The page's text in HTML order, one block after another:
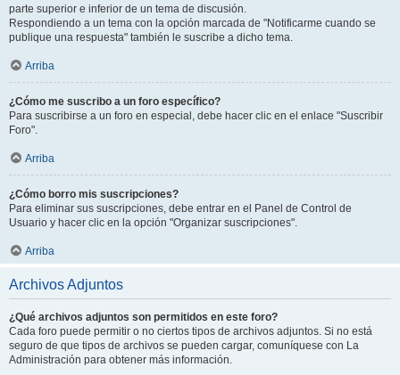
parte superior e inferior de un tema de discusión.
Respondiendo a un tema con la opción marcada de "Notificarme cuando se
publique una respuesta" también le suscribe a dicho tema.
Arriba
¿Cómo me suscribo a un foro específico?
Para suscribirse a un foro en especial, debe hacer clic en el enlace "Suscribir
Foro".
Arriba
¿Cómo borro mis suscripciones?
Para eliminar sus suscripciones, debe entrar en el Panel de Control de
Usuario y hacer clic en la opción "Organizar suscripciones".
Arriba
Archivos Adjuntos
¿Qué archivos adjuntos son permitidos en este foro?
Cada foro puede permitir o no ciertos tipos de archivos adjuntos. Si no está
seguro de que tipos de archivos se pueden cargar, comuníquese con La
Administración para obtener más información.